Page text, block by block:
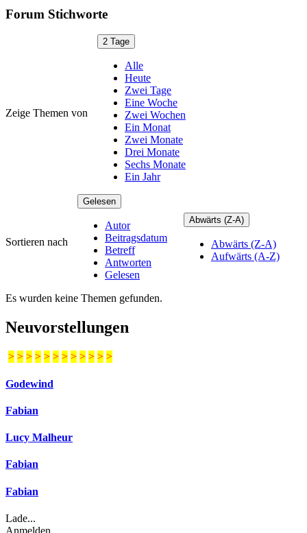
Forum Stichworte
Zeige Themen von
2 Tage
Alle
Heute
Zwei Tage
Eine Woche
Zwei Wochen
Ein Monat
Zwei Monate
Drei Monate
Sechs Monate
Ein Jahr
Sortieren nach
Gelesen
Autor
Beitragsdatum
Betreff
Antworten
Gelesen
Abwärts (Z-A)
Abwärts (Z-A)
Aufwärts (A-Z)
Es wurden keine Themen gefunden.
Neuvorstellungen
> > > > > > > > > > > >
Godewind
Fabian
Lucy Malheur
Fabian
Fabian
Lade...
Anmelden